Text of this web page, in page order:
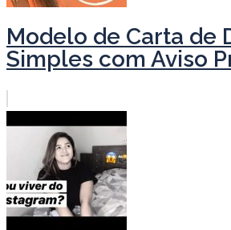
Modelo de Carta de
Simples com Aviso